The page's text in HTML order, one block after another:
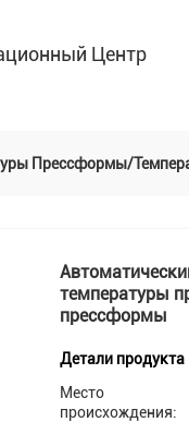
Центр
Прессформы/
температуры
прессформы
Детали продукта
Место
происхождения: